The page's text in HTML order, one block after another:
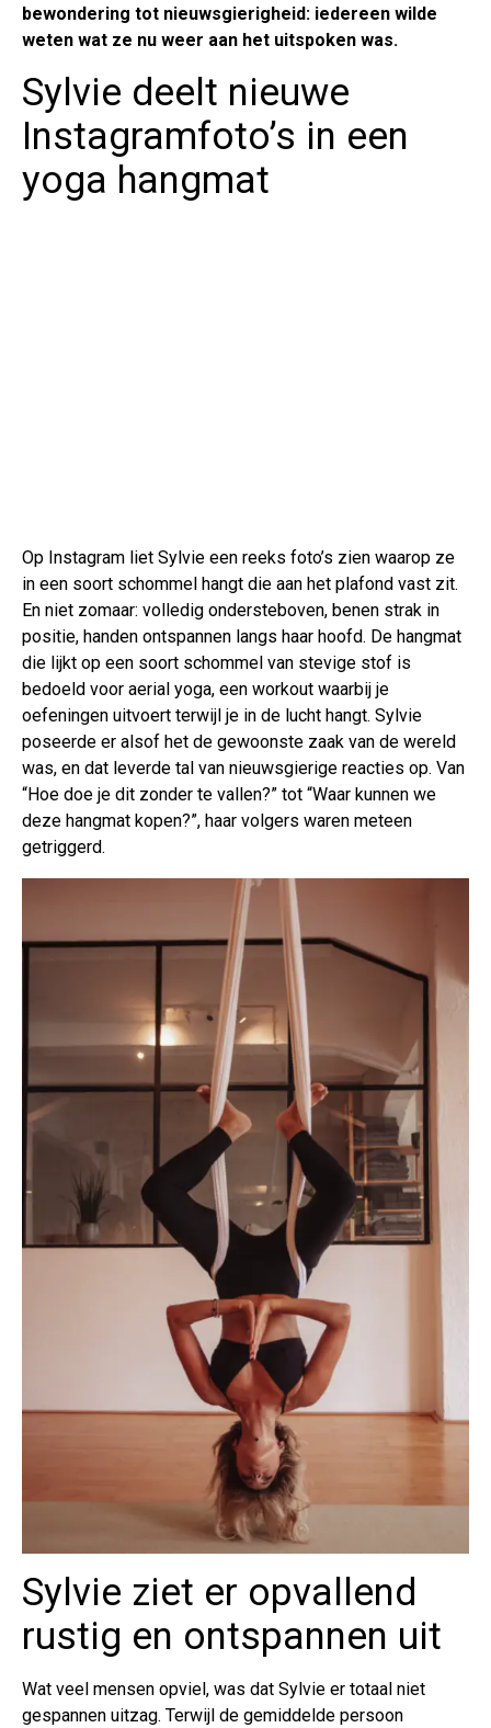
bewondering tot nieuwsgierigheid: iedereen wilde
weten wat ze nu weer aan het uitspoken was.
Sylvie deelt nieuwe
Instagramfoto’s in een
yoga hangmat
Op Instagram liet Sylvie een reeks foto’s zien waarop ze
in een soort schommel hangt die aan het plafond vast zit.
En niet zomaar: volledig ondersteboven, benen strak in
positie, handen ontspannen langs haar hoofd. De hangmat
die lijkt op een soort schommel van stevige stof is
bedoeld voor aerial yoga, een workout waarbij je
oefeningen uitvoert terwijl je in de lucht hangt. Sylvie
poseerde er alsof het de gewoonste zaak van de wereld
was, en dat leverde tal van nieuwsgierige reacties op. Van
“Hoe doe je dit zonder te vallen?” tot “Waar kunnen we
deze hangmat kopen?”, haar volgers waren meteen
getriggerd.
Sylvie ziet er opvallend
rustig en ontspannen uit
Wat veel mensen opviel, was dat Sylvie er totaal niet
gespannen uitzag. Terwijl de gemiddelde persoon